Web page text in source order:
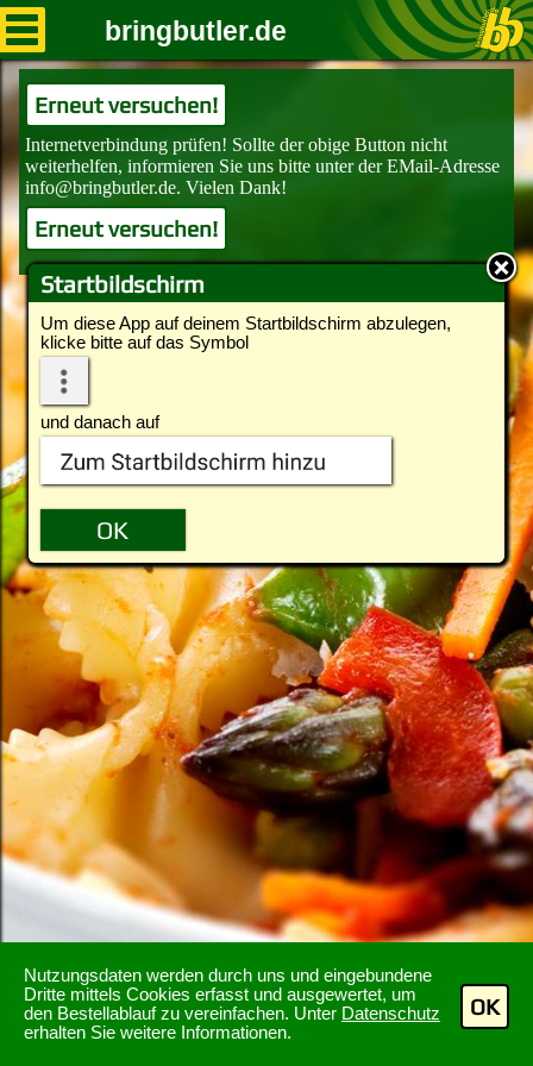
Nutzungsdaten werden durch uns und eingebundene
Dritte mittels Cookies erfasst und ausgewertet, um
den Bestellablauf zu vereinfachen. Unter Datenschutz
erhalten Sie weitere Informationen.
OK
Startbildschirm
Um diese App auf deinem Startbildschirm abzulegen,
klicke bitte auf das Symbol
und danach auf
bringbutler.de
Erneut versuchen!
Erneut versuchen!